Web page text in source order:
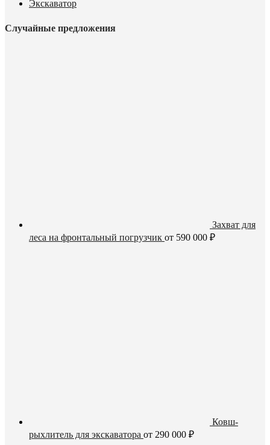
Экскаватор
Случайные предложения
Захват для
леса на фронтальный погрузчик от 590 000 ₽
Ковш-
рыхлитель для экскаватора от 290 000 ₽